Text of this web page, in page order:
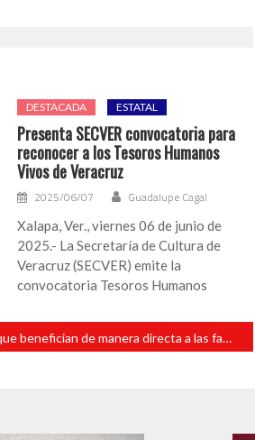
DESTACADA ESTATAL
Presenta SECVER convocatoria para
reconocer a los Tesoros Humanos
Vivos de Veracruz
2025/06/07 Guadalupe Cagal
Xalapa, Ver., viernes 06 de junio de
2025.- La Secretaría de Cultura de
Veracruz (SECVER) emite la
convocatoria Tesoros Humanos
Más obras que benefician de manera directa a las familias vulnerables de Santiago Tuxtla